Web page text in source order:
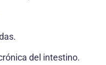
del intestino.